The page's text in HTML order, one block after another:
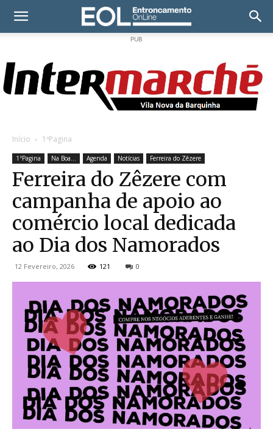
PUB
Início 1ªPagina
1ªPagina Na Boa... Agenda Notícias Ferreira do Zêzere
Ferreira do Zêzere com
campanha de apoio ao
comércio local dedicada
ao Dia dos Namorados
12 Fevereiro, 2026 121 0